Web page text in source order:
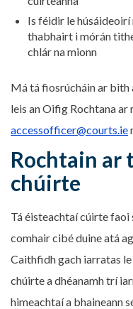
Is féidir le
thabhairt i mórán
chlár na mionn
Má tá fiosrúcháin ar bith
leis an Oifig Rochtana ar
accessofficer@courts.ie
Rochtain ar
chúirte
Tá éisteachtaí cúirte faoi
comhair cibé duine atá
Caithfidh gach iarratas
chúirte a dhéanamh trí
himeachtaí a bhaineann